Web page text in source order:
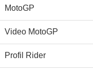
MotoGP
Video MotoGP
Profil Rider